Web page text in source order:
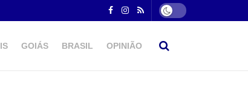
GOIÁS BRASIL OPINIÃO